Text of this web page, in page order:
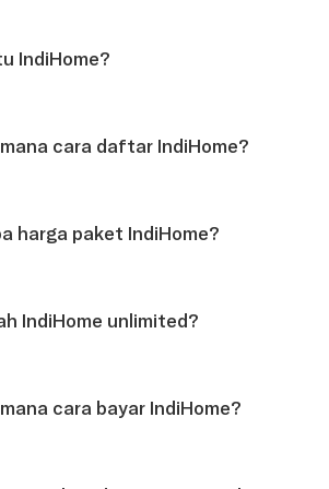
IndiHome?
cara daftar IndiHome?
harga paket IndiHome?
IndiHome unlimited?
cara bayar IndiHome?